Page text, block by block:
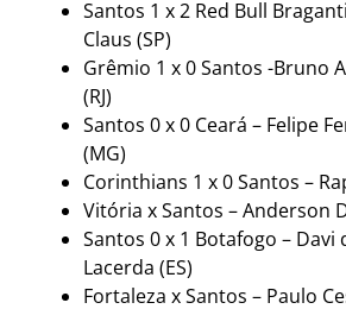
Santos 1 x 2 Red Bull
Claus (SP)
Grêmio 1 x 0 Santos -Bruno
(RJ)
Santos 0 x 0 Ceará – Felipe
(MG)
Corinthians 1 x 0 Santos –
Vitória x Santos – Anderson
Santos 0 x 1 Botafogo – Davi
Lacerda (ES)
Fortaleza x Santos – Paulo